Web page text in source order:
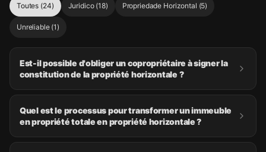
Toutes (24) Juridico(18) Propriedade Horizontal (5)
Unreliable(1)
Est-il possible d'obliger un copropriétaire à signer la
constitution de la propriété horizontale ?
Quel est le processus pour transformer un immeuble
en propriété totale en propriété horizontale ?